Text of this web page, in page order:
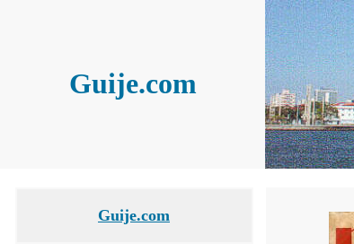
Guije.com
Guije.com